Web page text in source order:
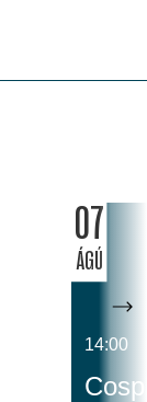
07
ÁGÚ
14:00